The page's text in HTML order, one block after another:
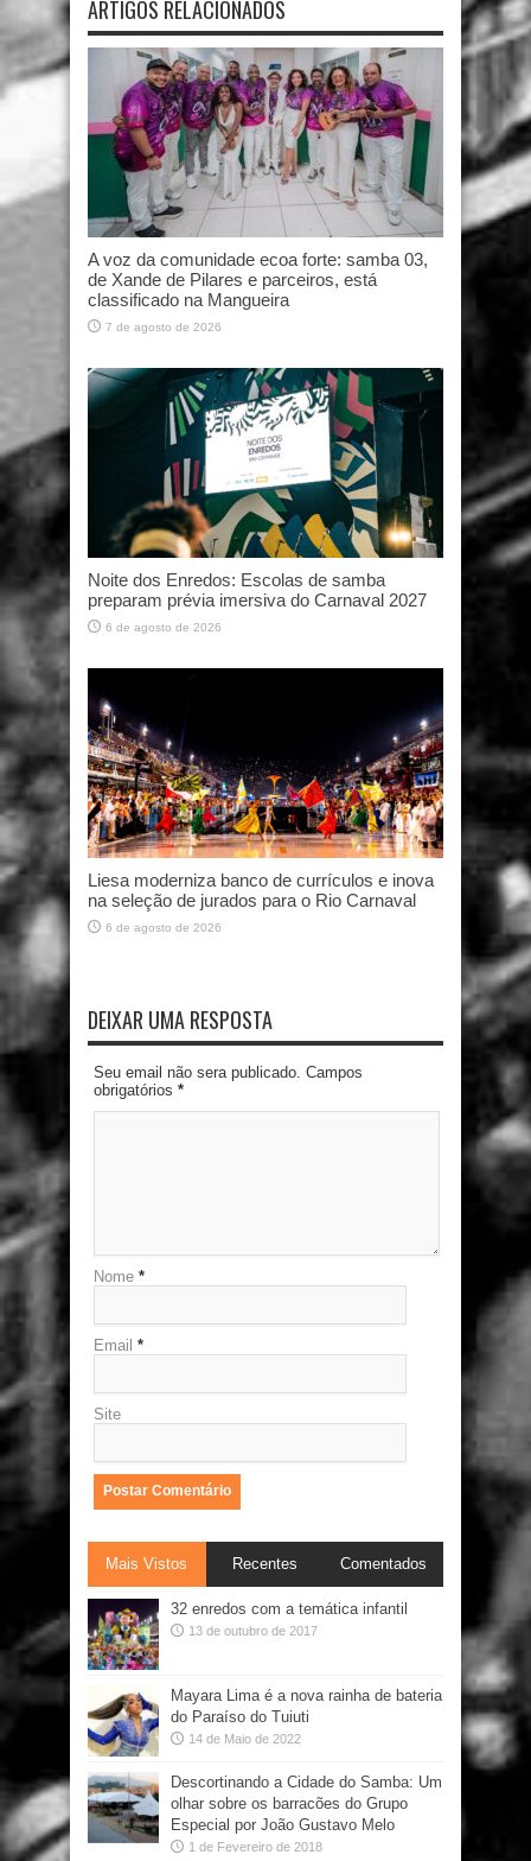
ARTIGOS RELACIONADOS
A voz da comunidade ecoa forte: samba 03,
de Xande de Pilares e parceiros, está
classificado na Mangueira
7 de agosto de 2026
Noite dos Enredos: Escolas de samba
preparam prévia imersiva do Carnaval 2027
6 de agosto de 2026
Liesa moderniza banco de currículos e inova
na seleção de jurados para o Rio Carnaval
6 de agosto de 2026
DEIXAR UMA RESPOSTA
Seu email não sera publicado. Campos
obrigatórios *
Nome *
Email *
Site
Mais Vistos Recentes Comentados
32 enredos com a temática infantil
13 de outubro de 2017
Mayara Lima é a nova rainha de bateria
do Paraíso do Tuiuti
14 de Maio de 2022
Descortinando a Cidade do Samba: Um
olhar sobre os barracões do Grupo
Especial por João Gustavo Melo
1 de Fevereiro de 2018